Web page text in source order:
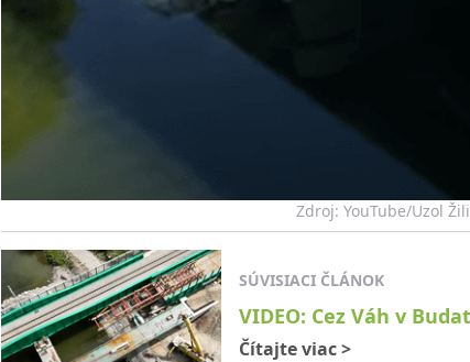
Zdroj: YouTube/Uzol
SÚVISIACI ČLÁNOK
VIDEO: Cez Váh v
Čítajte viac>